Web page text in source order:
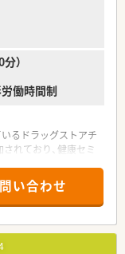
や糖尿病など疾患別
運営や経営に携わる
トなどの本部機能で
）
働時間制
るドラッグストアチ
れており、健康セミ
も搭載したレセコン
システムを完備してい
い合わせ